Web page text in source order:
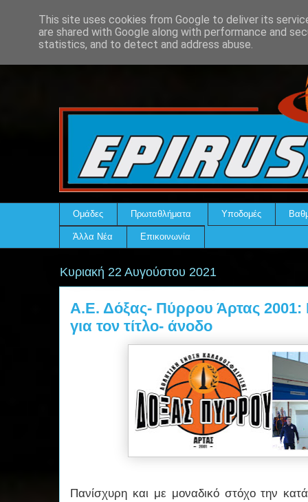
Ομάδες Πρωταθλήματα Υποδομές
Άλλα Νέα Επικοινωνία
Κυριακή 22 Αυγούστου 2021
Α.Ε. Δόξας- Πύρρου Άρτας 2001:
για τον τίτλο- άνοδο
Πανίσχυρη και με μοναδικό στόχο την
This site uses cookies from Google to deliver its
are shared with Google along with performance and
statistics, and to detect and address abuse.